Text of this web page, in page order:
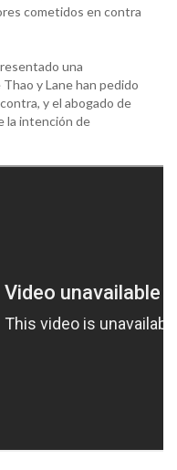
cometidos en contra
una
y Lane han pedido
y el abogado de
la intención de